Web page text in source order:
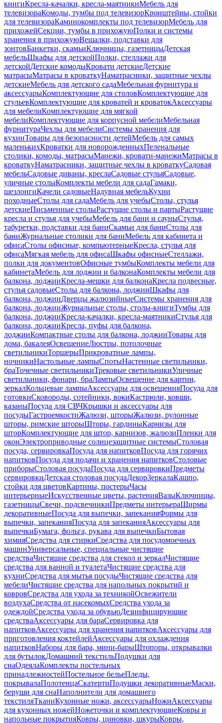
книгиКресла-качалки, кресла-маятникиМебель для
телевизораКомоды, тумбы под телевизорКронштейны, стойки
для телевизораКаминокомплекты под телевизорМебель для
прихожейСекции, тумбы в прихожуюПолки и системы
хранения в прихожуюВешалки, подставки для
зонтовБанкетки, скамьиКлючницы, газетницыДетская
мебельШкафы для детскойПолки, стеллажи для
детскойДетские комодыКровати детскиеДетские
матрасыМатрасы в кроваткуНаматрасники, защитные чехлы
детскиеМебель для детского садаМебельная фурнитура и
аксессуарыКомплектующие для столовКомплектующие для
стульевКомплектующие для кроватей и кроватокАксессуары
для мебелиКомплектующие для мягкой
мебелиКомплектующие для корпусной мебелиМебельная
фурнитураЧехлы для мебелиСистемы хранения для
кухниТовары для безопасности детейМебель для самых
маленькихКроватки для новорожденныхПеленальные
столики, комоды, матрасыМанежи, кровати-манежиМатрасы в
кроваткуНаматрасники, защитные чехлы в кроваткуСадовая
мебельСадовые диваны, креслаСадовые стульяСадовые,
уличные столыКомплекты мебели для садаГамаки,
шезлонгиКачели садовыеНадувная мебельКухни
походныеСтолы для садаМебель для учебыСтолы, стулья
детскиеПисьменные столыРастущие столы и партыРастущие
кресла и стулья для учебыМебель для бани и сауныСтулья,
табуретки, подставки для баниСкамьи для баниСтолы для
баниЖурнальные столики для баниМебель для кабинета и
офисаСтолы офисные, компьютерныеКресла, стулья для
офисаМягкая мебель для офисаШкафы офисныеСтеллажи,
полки для документовОфисные тумбыКомплекты мебели для
кабинетаМебель для лоджии и балконаКомплекты мебели для
балкона, лоджииКресла-мешки для балконаКресла подвесные,
стулья садовыеСтолы для балкона, лоджииШкафы для
балкона, лоджииДверцы жалюзийныеСистемы хранения для
балкона, лоджииЖурнальные столы, столы-книгиТумбы для
балкона, лоджииКресла-качалки, кресла-маятникиСтулья для
балкона, лоджииКресла, пуфы для балкона,
лоджииКомпактные столы для балкона, лоджииТовары для
дома, бакалеяОсвещениеЛюстры, потолочные
светильникиТоршерыПрикроватные лампы,
ночникиНастольные лампыСпотыНастенные светильники,
браТочечные светильникиТрековые светильникиУличные
светильники, фонари, браЛампыОсвещение для картин,
зеркалКольцевые лампыАксессуары для освещенияПосуда для
готовкиСковороды, сотейники, вокиКастрюли, ковши,
казаныПосуда для СВЧКрышки и аксессуары для
посудыГастроемкостиЖалюзи, шторыЖалюзи, рулонные
шторы, римские шторыШторы, гардиныКарнизы для
шторКомплектующие для штор, карнизов, жалюзиПленки для
оконЭлектроприводные солнцезащитные системыСтоловая
посуда, сервировкаПосуда для напитковПосуда для горячих
напитковПосуда для подачи и хранения напитковСтоловые
приборыСтоловая посудаПосуда для сервировкиПредметы
сервировкиДетская столовая посудаДекорЗеркалаКашпо,
стойки для цветовКартины, постерыЧасы
интерьерныеИскусственные цветы, растенияВазыКлючницы,
газетницыСвечи, подсвечникиПредметы интерьераШирмы
декоративныеПосуда для выпечки, запеканияФормы для
выпечки, запеканияПосуда для запеканияАксессуары для
выпечкиБумага, фольга, рукава для выпечкиБытовая
химияСредства для стиркиСредства для посудомоечных
машинУниверсальные, специальные чистящие
средстваЧистящие средства для стекол и зеркалЧистящие
средства для ванной и туалетаЧистящие средства для
кухниСредства для мытья посудыЧистящие средства для
мебелиЧистящие средства для напольных покрытий и
ковровСредства для ухода за техникойОсвежители
воздухаСредства от насекомыхСредства ухода за
одеждойСредства ухода за обувьюДезинфицирующие
средстваАксессуары для бараСервировка для
напитковАксессуары для хранения напитковАксессуары для
приготовления коктейлейАксессуары для охлаждения
напитковНаборы для бара, мини-барыШтопоры, открывалки
для бутылокДомашний текстильПодушки для
снаОдеялаКомплекты постельных
принадлежностейПостельное бельеПледы,
покрывалаПолотенцаСкатертиПодушки декоративныеМаски,
беруши для снаНаполнители для домашнего
текстиляТканиКухонные ножи, аксессуарыНожиАксессуары
для кухонных ножейНожеточки и комплектующиеКовры и
напольные покрытияКовры, циновки, шкурыКовры,